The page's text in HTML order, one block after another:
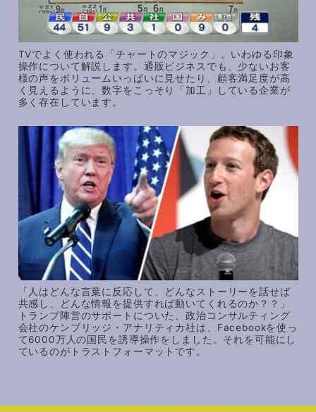
TVでよく使われる「チャートのマジック」。いわゆる印象
操作について解説します。通販ビジネスでも、少ないお客
様の声をボリュームいっぱいに見せたり、顧客満足度が高
く見えるように、数字をこっそり「加工」している企業が
多く存在しています。
「人はどんな言葉に反応して、どんなストーリーを話せば
共感し、どんな情報を提供すれば動いてくれるのか？？」
トランプ陣営のサポートについた、政治コンサルティング
会社のケンブリッジ・アナリティカ社は、Facebookを使っ
て6000万人の国民を誘導操作をしました。それを可能にし
ているのがトラストフォーマットです。